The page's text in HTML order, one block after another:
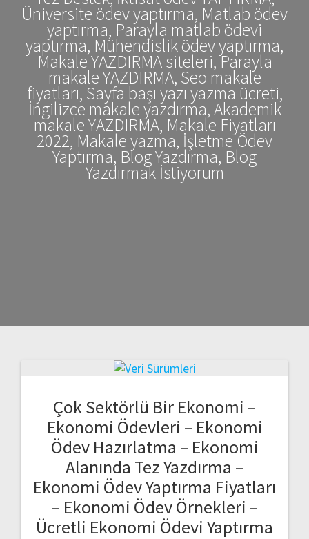
Üniversite ödev yaptırma, Matlab ödev
yaptırma, Parayla matlab ödevi
yaptırma, Mühendislik ödev yaptırma,
Makale YAZDIRMA siteleri, Parayla
makale YAZDIRMA, Seo makale
fiyatları, Sayfa başı yazı yazma ücreti,
İngilizce makale yazdırma, Akademik
makale YAZDIRMA, Makale Fiyatları
2022, Makale yazma, İşletme Ödev
Yaptırma, Blog Yazdırma, Blog
Yazdırmak İstiyorum
Çok Sektörlü Bir Ekonomi –
Ekonomi Ödevleri – Ekonomi
Ödev Hazırlatma – Ekonomi
Alanında Tez Yazdırma –
Ekonomi Ödev Yaptırma Fiyatları
– Ekonomi Ödev Örnekleri –
Ücretli Ekonomi Ödevi Yaptırma